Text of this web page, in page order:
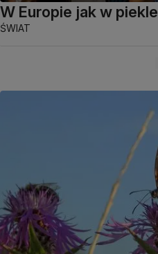
W Europie jak w piekle
ŚWIAT